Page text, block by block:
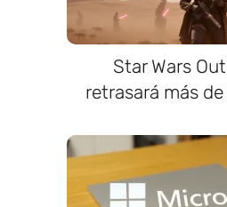
Star Wars
retrasará más